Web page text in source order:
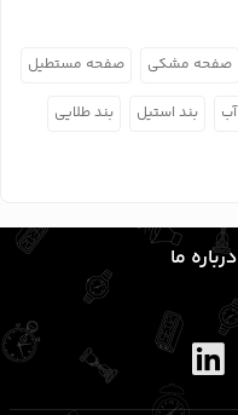
صفحه مشکی صفحه مستطیل
بند استیل بند طلایی
درباره ما